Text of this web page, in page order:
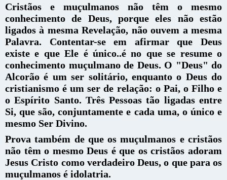
Cristãos e muçulmanos não têm o mesmo
conhecimento de Deus, porque eles não estão
ligados à mesma Revelação, não ouvem a mesma
Palavra. Contentar-se em afirmar que Deus
existe e que Ele é único..é no que se resume o
conhecimento muçulmano de Deus. O "Deus" do
Alcorão é um ser solitário, enquanto o Deus do
cristianismo é um ser de relação: o Pai, o Filho e
o Espírito Santo. Três Pessoas tão ligadas entre
Si, que são, conjuntamente e cada uma, o único e
mesmo Ser Divino.
Prova também de que os muçulmanos e cristãos
não têm o mesmo Deus é que os cristãos adoram
Jesus Cristo como verdadeiro Deus, o que para os
muçulmanos é idolatria.